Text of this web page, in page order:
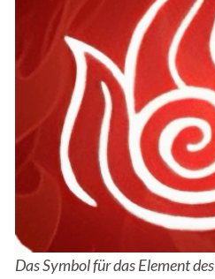
Das Symbol für das Element